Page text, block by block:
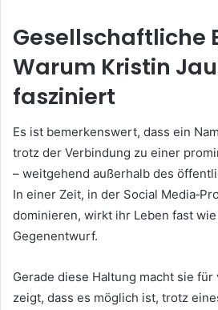
Gesellschaftliche
Warum Kristin
fasziniert
Es ist bemerkenswert, dass ein
trotz der Verbindung zu einer
– weitgehend außerhalb des
In einer Zeit, in der Social
dominieren, wirkt ihr Leben fast
Gegenentwurf.
Gerade diese Haltung macht sie
zeigt, dass es möglich ist, trotz